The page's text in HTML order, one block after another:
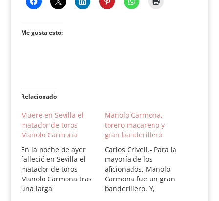
Me gusta esto:
Relacionado
Muere en Sevilla el
matador de toros
Manolo Carmona
En la noche de ayer
falleció en Sevilla el
matador de toros
Manolo Carmona tras
una larga
Manolo Carmona,
torero macareno y
gran banderillero
Carlos Crivell.- Para la
mayoría de los
aficionados, Manolo
Carmona fue un gran
banderillero. Y,